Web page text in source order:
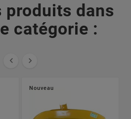
produits dans
catégorie :
 
Nouveau